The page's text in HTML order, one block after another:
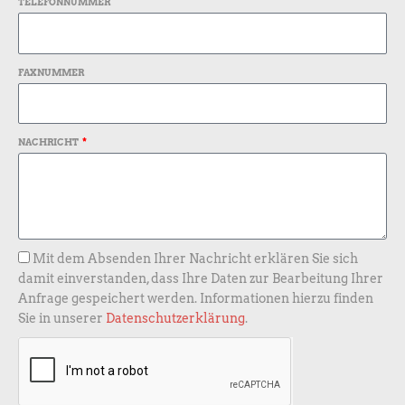
TELEFONNUMMER
FAXNUMMER
NACHRICHT
Mit dem Absenden Ihrer Nachricht erklären Sie sich
damit einverstanden, dass Ihre Daten zur Bearbeitung Ihrer
Anfrage gespeichert werden. Informationen hierzu finden
Sie in unserer Datenschutzerklärung.